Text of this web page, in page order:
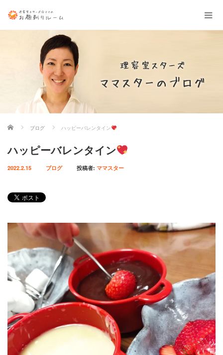
ホーム ブログ ハッピーバレンタイン
ハッピーバレンタイン
2022.2.15 ブログ 投稿者: ママスター